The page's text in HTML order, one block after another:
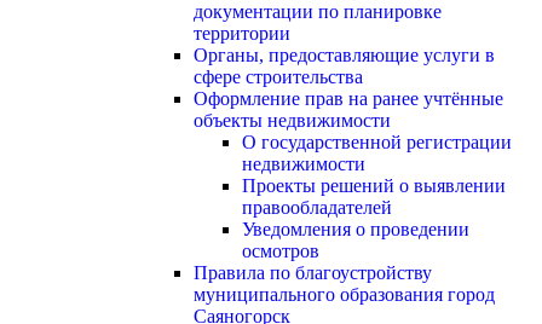
документации по планировке
территории
Органы, предоставляющие услуги в
сфере строительства
Оформление прав на ранее учтённые
объекты недвижимости
О государственной регистрации
недвижимости
Проекты решений о выявлении
правообладателей
Уведомления о проведении
осмотров
Правила по благоустройству
муниципального образования город
Саяногорск